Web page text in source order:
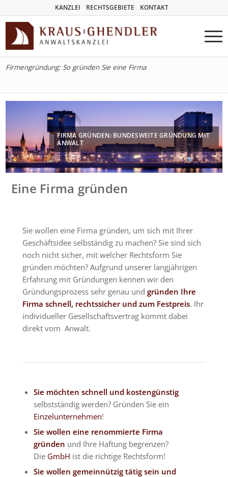
KANZLEI RECHTSGEBIETE KONTAKT
Firmengründung: So gründen Sie eine Firma
FIRMA GRÜNDEN: BUNDESWEITE GRÜNDUNG MIT
ANWALT
Eine Firma gründen
Sie wollen eine Firma gründen, um sich mit Ihrer
Geschäftsidee selbständig zu machen? Sie sind sich
noch nicht sicher, mit welcher Rechtsform Sie
gründen möchten? Aufgrund unserer langjährigen
Erfahrung mit Gründungen kennen wir den
Gründungsprozess sehr genau undgründen Ihre
Firma schnell, rechtssicher und zum Festpreis. Ihr
individueller Gesellschaftsvertrag kommt dabei
direkt vom Anwalt.
Sie möchten schnell und kostengünstig
selbstständig werden? Gründen Sie ein
Einzelunternehmen!
Sie wollen eine renommierte Firma
gründen und Ihre Haftung begrenzen?
Die GmbH ist die richtige Rechtsform!
Sie wollen gemeinnützig tätig sein und